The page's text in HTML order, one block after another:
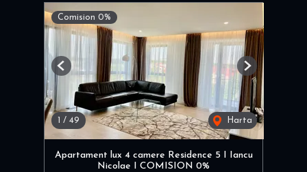
Comision 0%
1 / 49 Harta
Previous Next
Apartament lux 4 camere Residence 5 I Iancu
Nicolae I COMISION 0%